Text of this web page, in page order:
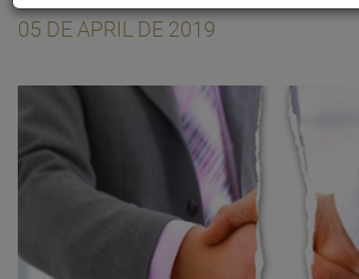
05 DE APRIL DE 2019